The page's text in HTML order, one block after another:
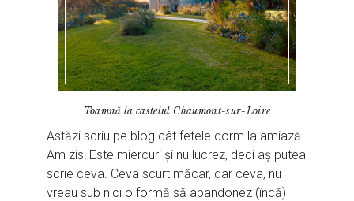
Toamnă la castelul Chaumont-sur-Loire
Astăzi scriu pe blog cât fetele dorm la amiază.
Am zis! Este miercuri și nu lucrez, deci aș putea
scrie ceva. Ceva scurt măcar, dar ceva, nu
vreau sub nici o formă să abandonez (încă)